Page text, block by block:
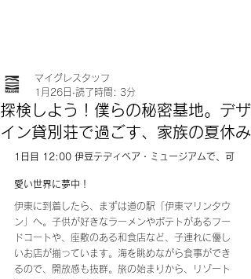
探検しよう！僕らの秘密基地。デザ
イン貸別荘で過ごす、家族の夏休み
マイグレスタッフ
1月26日 読了時間: 3分
1日目 12:00 伊豆テディベア・ミュージアムで、可
愛い世界に夢中！
伊東に到着したら、まずは道の駅「伊東マリンタウ
ン」へ。子供が好きなラーメンやポテトがあるフー
ドコートや、座敷のある和食店など、子連れに優し
いお店が揃っています。海を眺めながら食事ができ
るので、開放感も抜群。旅の始まりから、リゾート